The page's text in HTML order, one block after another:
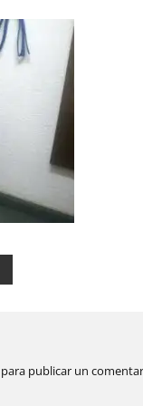
para publicar un